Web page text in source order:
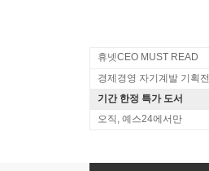
휴넷CEO MUST READ
경제경영 자기계발 기획전
기간 한정 특가 도서
오직, 예스24에서만